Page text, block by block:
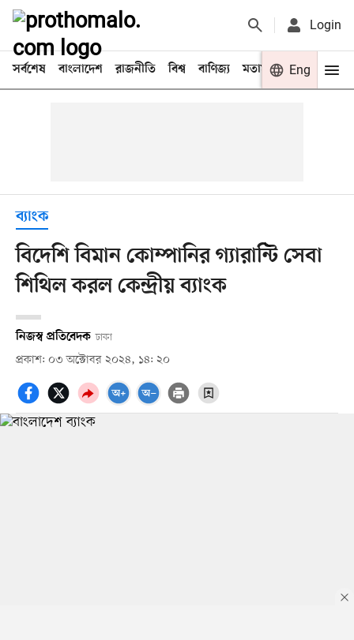
Login
সর্বশেষ বাংলাদেশ রাজনীতি বিশ্ব বাণিজ্য মতামত খেলা
Eng
ব্যাংক
বিদেশি বিমান কোম্পানির গ্যারান্টি সেবা
শিথিল করল কেন্দ্রীয় ব্যাংক
নিজস্ব প্রতিবেদক ঢাকা
প্রকাশ: ০৩ অক্টোবর ২০২৪, ১৪: ২০